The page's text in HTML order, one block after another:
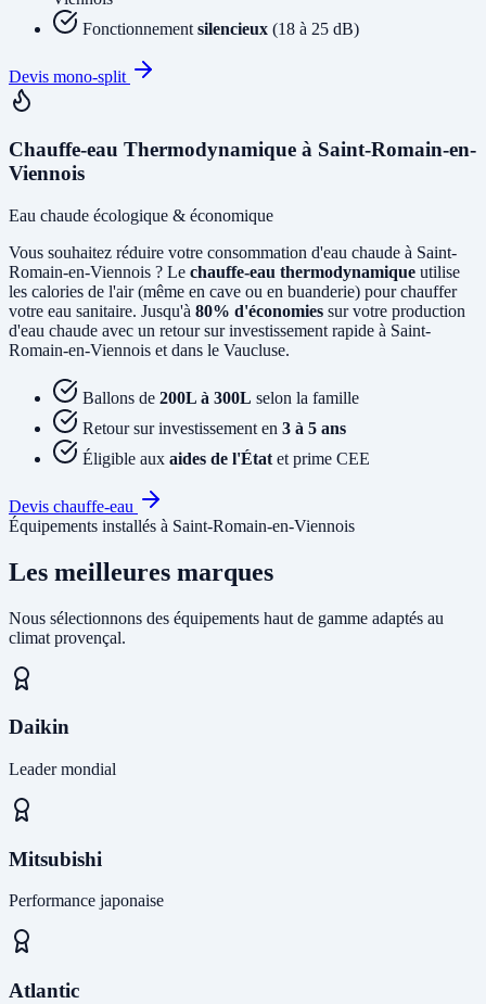
Fonctionnement silencieux (18 à 25 dB)
Devis mono-split
Chauffe-eau Thermodynamique à Saint-Romain-en-
Viennois
Eau chaude écologique & économique
Vous souhaitez réduire votre consommation d'eau chaude à Saint-
Romain-en-Viennois ? Le chauffe-eau thermodynamique utilise
les calories de l'air (même en cave ou en buanderie) pour chauffer
votre eau sanitaire. Jusqu'à 80% d'économies sur votre production
d'eau chaude avec un retour sur investissement rapide à Saint-
Romain-en-Viennois et dans le Vaucluse.
Ballons de 200L à 300L selon la famille
Retour sur investissement en 3 à 5 ans
Éligible aux aides de l'État et prime CEE
Devis chauffe-eau
Équipements installés à Saint-Romain-en-Viennois
Les meilleures marques
Nous sélectionnons des équipements haut de gamme adaptés au
climat provençal.
Daikin
Leader mondial
Mitsubishi
Performance japonaise
Atlantic